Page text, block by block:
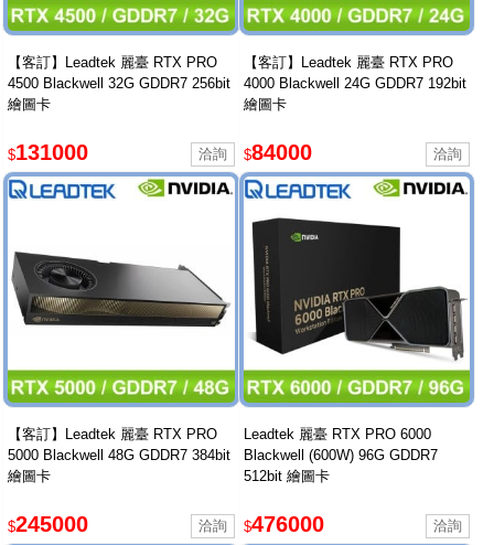
【客訂】Leadtek 麗臺 RTX PRO
4500 Blackwell 32G GDDR7 256bit
繪圖卡
$131000
【客訂】Leadtek 麗臺 RTX PRO
4000 Blackwell 24G GDDR7 192bit
繪圖卡
$84000
【客訂】Leadtek 麗臺 RTX PRO
5000 Blackwell 48G GDDR7 384bit
繪圖卡
$245000
Leadtek 麗臺 RTX PRO 6000
Blackwell (600W) 96G GDDR7
512bit 繪圖卡
$476000